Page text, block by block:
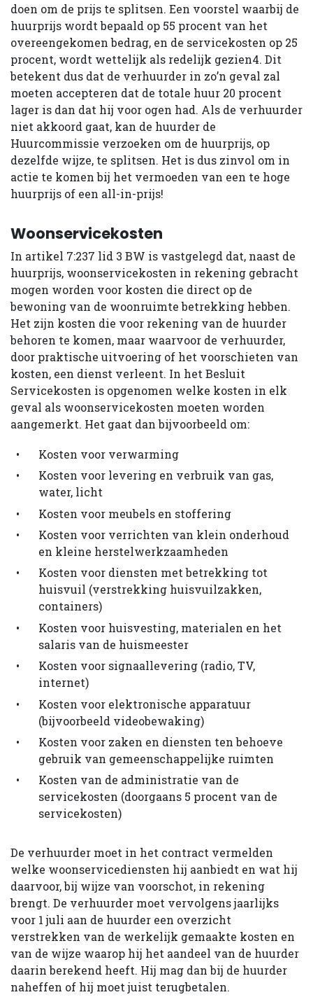
doen om de prijs te splitsen. Een voorstel waarbij de
huurprijs wordt bepaald op 55 procent van het
overeengekomen bedrag, en de servicekosten op 25
procent, wordt wettelijk als redelijk gezien4. Dit
betekent dus dat de verhuurder in zo’n geval zal
moeten accepteren dat de totale huur 20 procent
lager is dan dat hij voor ogen had. Als de verhuurder
niet akkoord gaat, kan de huurder de
Huurcommissie verzoeken om de huurprijs, op
dezelfde wijze, te splitsen. Het is dus zinvol om in
actie te komen bij het vermoeden van een te hoge
huurprijs of een all-in-prijs!
Woonservicekosten
In artikel 7:237 lid 3 BW is vastgelegd dat, naast de
huurprijs, woonservicekosten in rekening gebracht
mogen worden voor kosten die direct op de
bewoning van de woonruimte betrekking hebben.
Het zijn kosten die voor rekening van de huurder
behoren te komen, maar waarvoor de verhuurder,
door praktische uitvoering of het voorschieten van
kosten, een dienst verleent. In het Besluit
Servicekosten is opgenomen welke kosten in elk
geval als woonservicekosten moeten worden
aangemerkt. Het gaat dan bijvoorbeeld om:
Kosten voor verwarming
Kosten voor levering en verbruik van gas,
water, licht
Kosten voor meubels en stoffering
Kosten voor verrichten van klein onderhoud
en kleine herstelwerkzaamheden
Kosten voor diensten met betrekking tot
huisvuil (verstrekking huisvuilzakken,
containers)
Kosten voor huisvesting, materialen en het
salaris van de huismeester
Kosten voor signaallevering (radio, TV,
internet)
Kosten voor elektronische apparatuur
(bijvoorbeeld videobewaking)
Kosten voor zaken en diensten ten behoeve
gebruik van gemeenschappelijke ruimten
Kosten van de administratie van de
servicekosten (doorgaans 5 procent van de
servicekosten)
De verhuurder moet in het contract vermelden
welke woonservicediensten hij aanbiedt en wat hij
daarvoor, bij wijze van voorschot, in rekening
brengt. De verhuurder moet vervolgens jaarlijks
voor 1 juli aan de huurder een overzicht
verstrekken van de werkelijk gemaakte kosten en
van de wijze waarop hij het aandeel van de huurder
daarin berekend heeft. Hij mag dan bij de huurder
naheffen of hij moet juist terugbetalen.